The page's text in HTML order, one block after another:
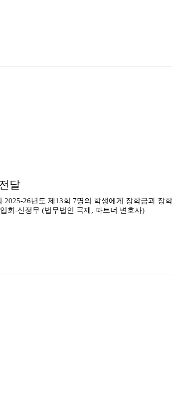
달
26년도 제13회 7명의 학생에게 장학금과
회-신정무 (법무법인 국제, 파트너 변호사)